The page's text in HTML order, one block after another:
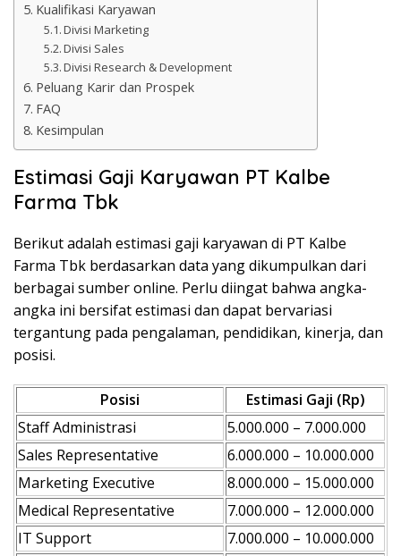
Kualifikasi Karyawan
Divisi Marketing
Divisi Sales
Divisi Research & Development
Peluang Karir dan Prospek
FAQ
Kesimpulan
Estimasi Gaji Karyawan PT Kalbe
Farma Tbk
Berikut adalah estimasi gaji karyawan di PT Kalbe
Farma Tbk berdasarkan data yang dikumpulkan dari
berbagai sumber online. Perlu diingat bahwa angka-
angka ini bersifat estimasi dan dapat bervariasi
tergantung pada pengalaman, pendidikan, kinerja, dan
posisi.
Posisi
Estimasi Gaji (Rp)
Staff Administrasi
5.000.000 – 7.000.000
Sales Representative
6.000.000 – 10.000.000
Marketing Executive
8.000.000 – 15.000.000
Medical Representative
7.000.000 – 12.000.000
IT Support
7.000.000 – 10.000.000